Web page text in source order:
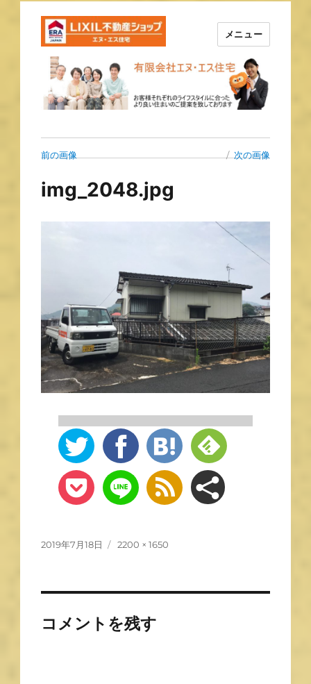
長崎の不動産はエヌ・エス住宅
で！！
メニュー
前の画像 次の画像
img_2048.jpg
2019年7月18日 2200 × 1650
コメントを残す